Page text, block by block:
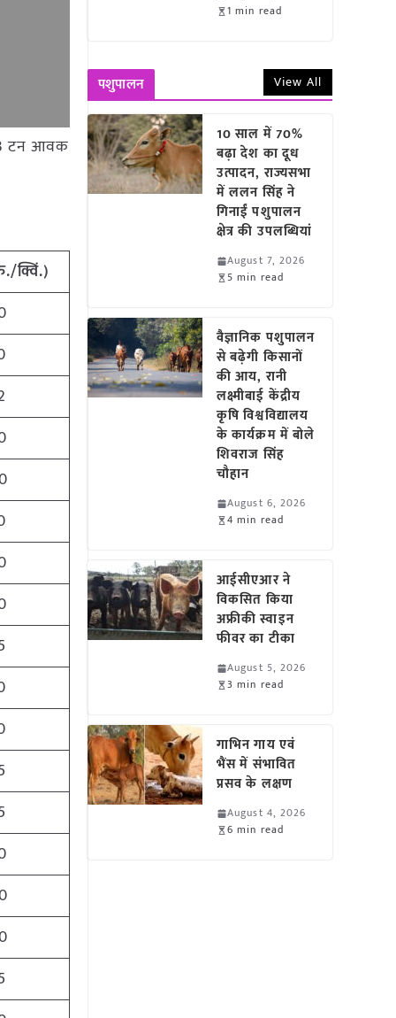
टन आवक
क्विं.)
1 min read
पशुपालन View All
10 साल में 70%
बढ़ा देश का दूध
उत्पादन, राज्यसभा
में ललन सिंह ने
गिनाईं पशुपालन
क्षेत्र की उपलब्धियां
August 7, 2026
5 min read
वैज्ञानिक पशुपालन
से बढ़ेगी किसानों
की आय, रानी
लक्ष्मीबाई केंद्रीय
कृषि विश्वविद्यालय
के कार्यक्रम में बोले
शिवराज सिंह
चौहान
August 6, 2026
4 min read
आईसीएआर ने
विकसित किया
अफ्रीकी स्वाइन
फीवर का टीका
August 5, 2026
3 min read
गाभिन गाय एवं
भैंस में संभावित
प्रसव के लक्षण
August 4, 2026
6 min read